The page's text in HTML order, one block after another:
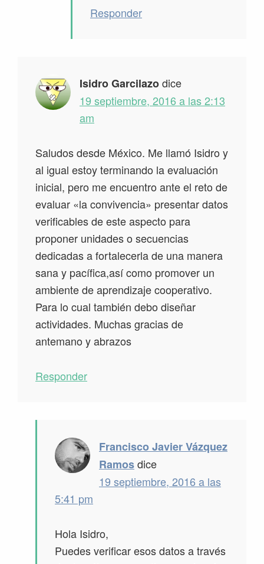
Responder
Isidro Garcilazodice
19 septiembre, 2016 a las 2:13
am
Saludos desde México. Me llamó Isidro y
al igual estoy terminando la evaluación
inicial, pero me encuentro ante el reto de
evaluar «la convivencia» presentar datos
verificables de este aspecto para
proponer unidades o secuencias
dedicadas a fortalecerla de una manera
sana y pacífica,así como promover un
ambiente de aprendizaje cooperativo.
Para lo cual también debo diseñar
actividades. Muchas gracias de
antemano y abrazos
Responder
Francisco Javier Vázquez
Ramosdice
19 septiembre, 2016 a las
5:41 pm
Hola Isidro,
Puedes verificar esos datos a través